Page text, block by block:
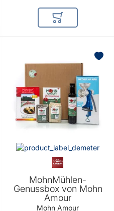
In den
MohnMühlen-
Genussbox von Mohn
Amour
Mohn Amour